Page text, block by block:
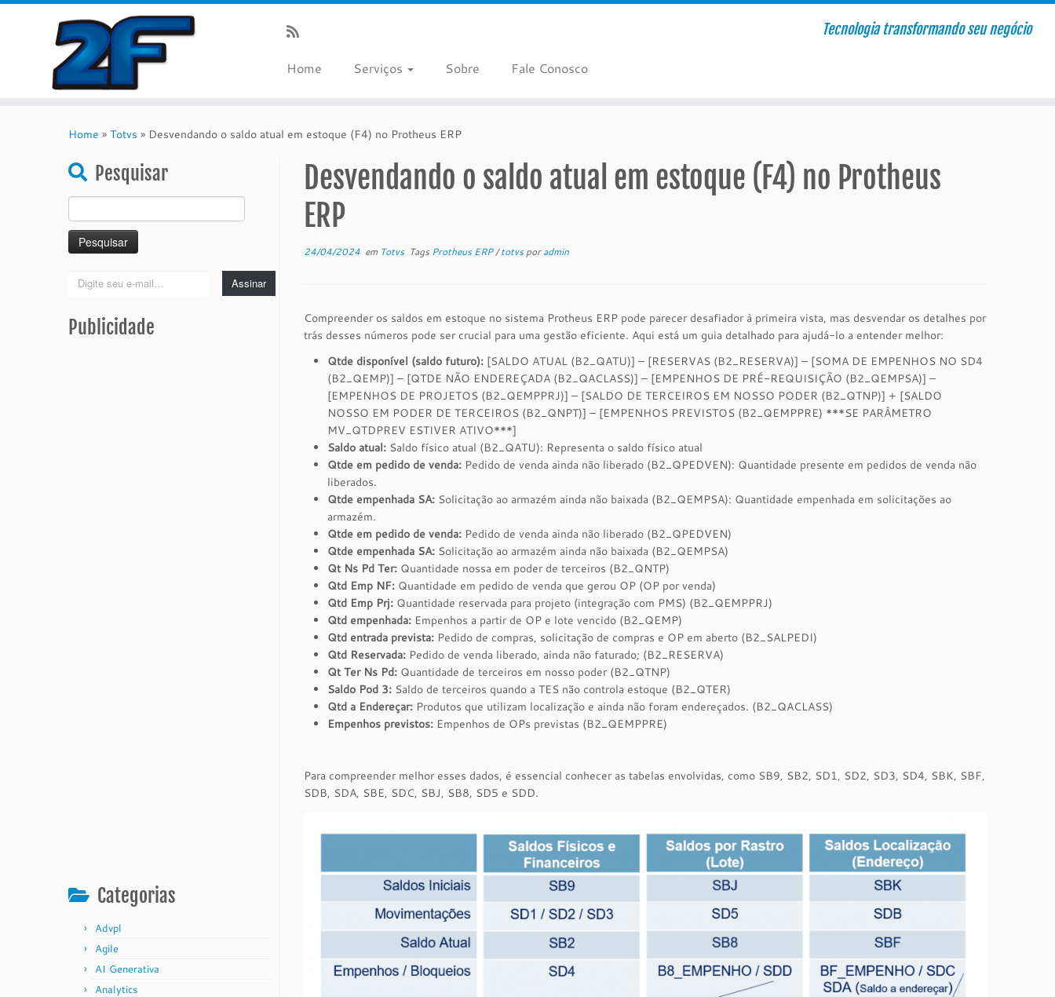
Tecnologia transformando seu negócio
Home Serviços Sobre Fale Conosco
Home » Totvs » Desvendando o saldo atual em estoque (F4) no Protheus ERP
Pesquisar
por:
Digite
mail…
Assinar
Publicidade
Categorias
Advpl
Agile
AI Generativa
Analytics
Desvendando o saldo atual em estoque (F4) no Protheus
ERP
24/04/2024 em Totvs Tags Protheus ERP/totvsporadmin
Compreender os saldos em estoque no sistema Protheus ERP pode parecer desafiador à primeira vista, mas desvendar os detalhes por
trás desses números pode ser crucial para uma gestão eficiente. Aqui está um guia detalhado para ajudá-lo a entender melhor:
Qtde disponível (saldo futuro): [SALDO ATUAL (B2_QATU)] – [RESERVAS (B2_RESERVA)] – [SOMA DE EMPENHOS NO SD4
(B2_QEMP)] – [QTDE NÃO ENDEREÇADA (B2_QACLASS)] – [EMPENHOS DE PRÉ-REQUISIÇÃO (B2_QEMPSA)] –
[EMPENHOS DE PROJETOS (B2_QEMPPRJ)] – [SALDO DE TERCEIROS EM NOSSO PODER (B2_QTNP)] + [SALDO
NOSSO EM PODER DE TERCEIROS (B2_QNPT)] – [EMPENHOS PREVISTOS (B2_QEMPPRE) ***SE PARÂMETRO
MV_QTDPREV ESTIVER ATIVO***]
Saldo atual: Saldo físico atual (B2_QATU): Representa o saldo físico atual
Qtde em pedido de venda: Pedido de venda ainda não liberado (B2_QPEDVEN): Quantidade presente em pedidos de venda não
liberados.
Qtde empenhada SA: Solicitação ao armazém ainda não baixada (B2_QEMPSA): Quantidade empenhada em solicitações ao
armazém.
Qtde em pedido de venda: Pedido de venda ainda não liberado (B2_QPEDVEN)
Qtde empenhada SA: Solicitação ao armazém ainda não baixada (B2_QEMPSA)
Qt Ns Pd Ter: Quantidade nossa em poder de terceiros (B2_QNTP)
Qtd Emp NF: Quantidade em pedido de venda que gerou OP (OP por venda)
Qtd Emp Prj: Quantidade reservada para projeto (integração com PMS) (B2_QEMPPRJ)
Qtd empenhada: Empenhos a partir de OP e lote vencido (B2_QEMP)
Qtd entrada prevista: Pedido de compras, solicitação de compras e OP em aberto (B2_SALPEDI)
Qtd Reservada: Pedido de venda liberado, ainda não faturado; (B2_RESERVA)
Qt Ter Ns Pd: Quantidade de terceiros em nosso poder (B2_QTNP)
Saldo Pod 3: Saldo de terceiros quando a TES não controla estoque (B2_QTER)
Qtd a Endereçar: Produtos que utilizam localização e ainda não foram endereçados. (B2_QACLASS)
Empenhos previstos: Empenhos de OPs previstas (B2_QEMPPRE)
Para compreender melhor esses dados, é essencial conhecer as tabelas envolvidas, como SB9, SB2, SD1, SD2, SD3, SD4, SBK, SBF,
SDB, SDA, SBE, SDC, SBJ, SB8, SD5 e SDD.